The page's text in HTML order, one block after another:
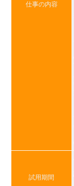
仕事の内容
試用期間